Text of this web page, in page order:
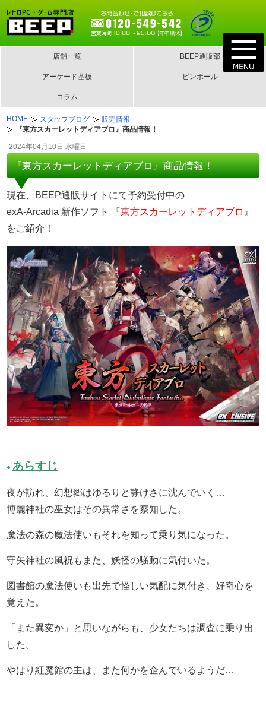
店舗一覧 BEEP通販部
アーケード基板 ピンボール
コラム
HOME スタッフブログ
販売情報
『東方スカーレットディアブロ』商品情報！
2024年04月10日 水曜日
『東方スカーレットディアブロ』商品情報！
現在、BEEP通販サイトにて予約受付中の
exA-Arcadia 新作ソフト 『東方スカーレットディアブロ 』
をご紹介！
● あらすじ
夜が訪れ、幻想郷はゆるりと静けさに沈んでいく…
博麗神社の巫女はその異常さを察知した。
魔法の森の魔法使いもそれを知って乗り気になった。
守矢神社の風祝もまた、妖怪の騒動に気付いた。
図書館の魔法使いも出先で怪しい気配に気付き、好奇心を
覚えた。
「また異変か」と思いながらも、少女たちは調査に乗り出
した。
やはり紅魔館の主は、また何かを企んでいるようだ…